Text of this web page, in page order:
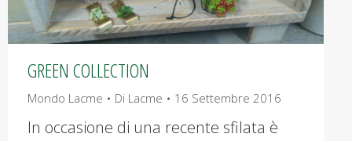
GREEN COLLECTION
Mondo Lacme Di Lacme 16 Settembre 2016
In occasione di una recente sfilata è